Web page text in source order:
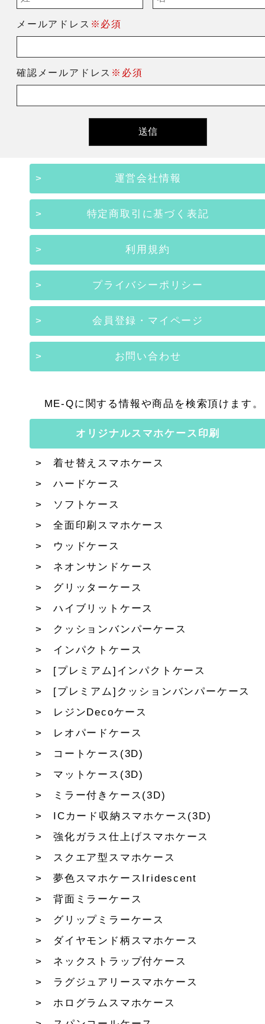
メールアドレス ※必須
確認メールアドレス ※必須
運営会社情報
特定商取引に基づく表記
利用規約
プライバシーポリシー
会員登録・マイページ
お問い合わせ
ME-Qに関する情報や商品を検索頂けます。
オリジナルスマホケース印刷
着せ替えスマホケース
ハードケース
ソフトケース
全面印刷スマホケース
ウッドケース
ネオンサンドケース
グリッターケース
ハイブリットケース
クッションバンパーケース
インパクトケース
[プレミアム]インパクトケース
[プレミアム]クッションバンパーケース
レジンDecoケース
レオパードケース
コートケース(3D)
マットケース(3D)
ミラー付きケース(3D)
ICカード収納スマホケース(3D)
強化ガラス仕上げスマホケース
スクエア型スマホケース
夢色スマホケースIridescent
背面ミラーケース
グリップミラーケース
ダイヤモンド柄スマホケース
ネックストラップ付ケース
ラグジュアリースマホケース
ホログラムスマホケース